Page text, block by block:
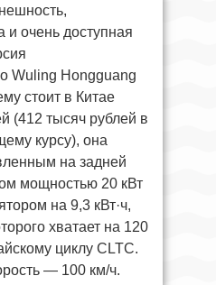
и очень доступная
Wuling Hongguang
стоит в Китае
(412 тысяч рублей в
курсу), она
на задней
мощностью 20 кВт
на 9,3 кВт·ч,
хватает на 120
циклу CLTC.
— 100 км/ч.